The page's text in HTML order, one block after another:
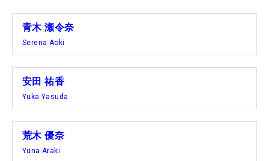
青木 瀬令奈
Serena Aoki
安田 祐香
Yuka Yasuda
荒木 優奈
Yuna Araki